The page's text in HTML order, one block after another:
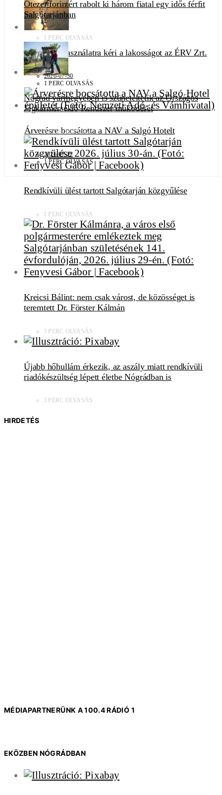
Felelős vízhasználatra kéri a lakosságot az ÉRV Zrt.
2026-07-30
1 PERC OLVASÁS
Árverésre bocsátotta a NAV a Salgó Hotelt
2026-07-22
1 PERC OLVASÁS
Ötezer forintért rabolt ki három fiatal egy idős férfit
Salgótarjánban
1 PERC OLVASÁS
Nógrád vármegyében is szüneteltetik az Országos
Jégkármérséklő Rendszer működését
3 PERC OLVASÁS
Rendkívüli ülést tartott Salgótarján közgyűlése
1 PERC OLVASÁS
Kreicsi Bálint: nem csak várost, de közösséget is
teremtett Dr. Förster Kálmán
3 PERC OLVASÁS
Újabb hőhullám érkezik, az aszály miatt rendkívüli
riadókészültség lépett életbe Nógrádban is
3 PERC OLVASÁS
HIRDETÉS
MÉDIAPARTNERÜNK A 100.4 RÁDIÓ 1
EKÖZBEN NÓGRÁDBAN